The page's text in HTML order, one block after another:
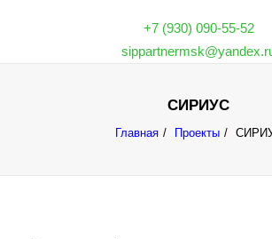
О ТЕХНОЛОГИИ
+7 (930) 090-55-52
СИРИУС
Главная Проекты